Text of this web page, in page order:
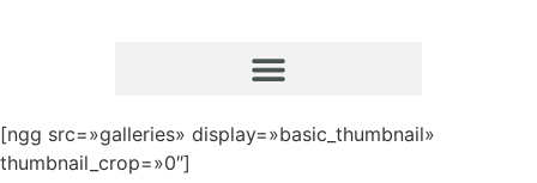
[ngg src=»galleries» display=»basic_thumbnail»
thumbnail_crop=»0″]